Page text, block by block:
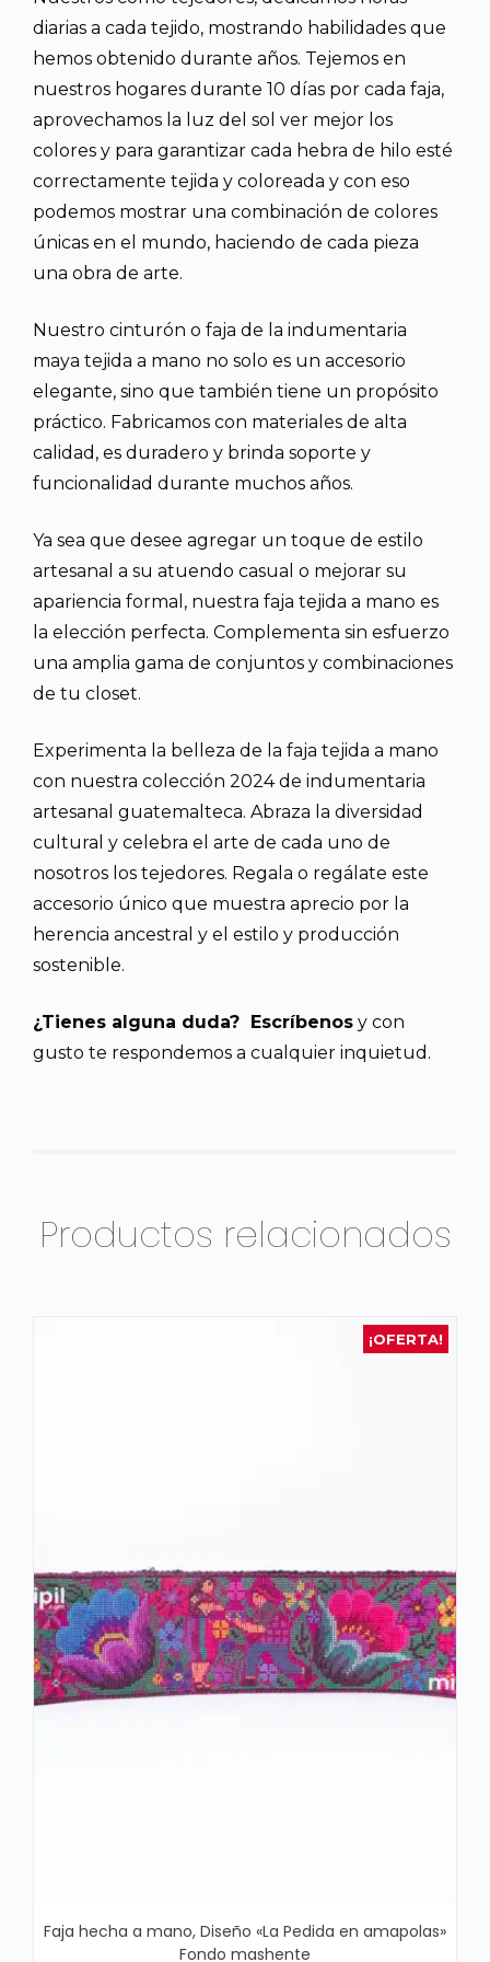
diarias a cada tejido, mostrando habilidades que
hemos obtenido durante años. Tejemos en
nuestros hogares durante 10 días por cada faja,
aprovechamos la luz del sol ver mejor los
colores y para garantizar cada hebra de hilo esté
correctamente tejida y coloreada y con eso
podemos mostrar una combinación de colores
únicas en el mundo, haciendo de cada pieza
una obra de arte.
Nuestro cinturón o faja de la indumentaria
maya tejida a mano no solo es un accesorio
elegante, sino que también tiene un propósito
práctico. Fabricamos con materiales de alta
calidad, es duradero y brinda soporte y
funcionalidad durante muchos años.
Ya sea que desee agregar un toque de estilo
artesanal a su atuendo casual o mejorar su
apariencia formal, nuestra faja tejida a mano es
la elección perfecta. Complementa sin esfuerzo
una amplia gama de conjuntos y combinaciones
de tu closet.
Experimenta la belleza de la faja tejida a mano
con nuestra colección 2024 de indumentaria
artesanal guatemalteca. Abraza la diversidad
cultural y celebra el arte de cada uno de
nosotros los tejedores. Regala o regálate este
accesorio único que muestra aprecio por la
herencia ancestral y el estilo y producción
sostenible.
¿Tienes alguna duda? Escríbenos y con
gusto te respondemos a cualquier inquietud.
Productos relacionados
¡OFERTA!
Faja hecha a mano, Diseño «La Pedida en amapolas»
Fondo mashente